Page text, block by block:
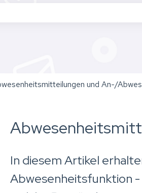
und An-/
In diesem Artikel
Abwesenheitsfunktion -